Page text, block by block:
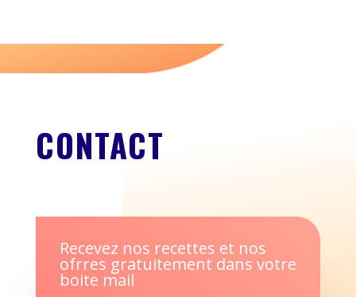
CONTACT
Recevez nos recettes et nos
ofrres gratuitement dans votre
boite mail